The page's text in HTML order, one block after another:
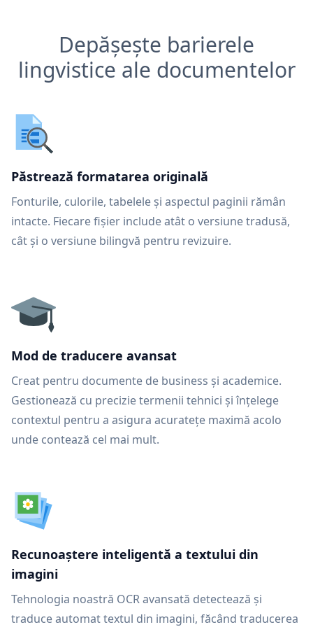
Depășește barierele
lingvistice ale documentelor
Păstrează formatarea originală
Fonturile, culorile, tabelele și aspectul paginii rămân
intacte. Fiecare fișier include atât o versiune tradusă,
cât și o versiune bilingvă pentru revizuire.
Mod de traducere avansat
Creat pentru documente de business și academice.
Gestionează cu precizie termenii tehnici și înțelege
contextul pentru a asigura acuratețe maximă acolo
unde contează cel mai mult.
Recunoaștere inteligentă a textului din
imagini
Tehnologia noastră OCR avansată detectează și
traduce automat textul din imagini, făcând traducerea